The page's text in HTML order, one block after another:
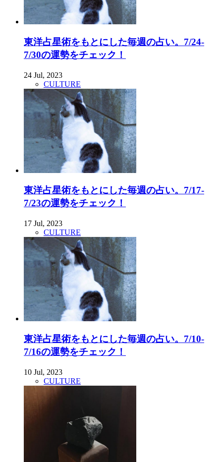
東洋占星術をもとにした毎週の占い。7/24-
7/30の運勢をチェック！
24 Jul, 2023
CULTURE
東洋占星術をもとにした毎週の占い。7/17-
7/23の運勢をチェック！
17 Jul, 2023
CULTURE
東洋占星術をもとにした毎週の占い。7/10-
7/16の運勢をチェック！
10 Jul, 2023
CULTURE